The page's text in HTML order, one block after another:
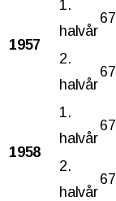
1957
1.
halvår
67
2.
halvår
67
1958
1.
halvår
67
2.
halvår
67